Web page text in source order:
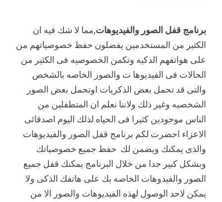
برنامج قفل الصور والفيديوهات ,مما لا شك فيه ان
الكثير من المستخدمين يفضلون حفظ خصوصياتهم من
على هواتفهم الذكيه وتكمن الخصوصيه فى الكثير من
الحالات فى الفيديوها ت والصور الخاصه بالشخص
والتى قد تحمل بعض الذكريات اوتحمل بعض الصور
الشخصيه وغير ذلك ولاننا نعلم ان المتطفلين من
الناس موجودين كثيرا فى الحياه لذلك اليوم اصدقائى
الاعزاء احضرت لكم برنامج قفل الصور والفيديوهات
والذى يمكنك ويضمن لك حفظ جميع خصوصياتك
وبشكل كبير جدا من خلال البرنامج يمكنك قفل جميع
الصور والفيدوهات الخاصه بك على هاتفك الذكى ولا
يمكن لاحد الوصول لهذه الفيديوهات والصور الا من